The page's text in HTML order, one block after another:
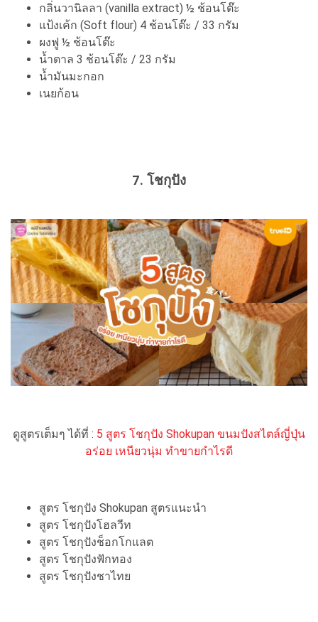
กลิ่นวานิลลา (vanilla extract) ½ ช้อนโต๊ะ
แป้งเค้ก (Soft flour) 4 ช้อนโต๊ะ / 33 กรัม
ผงฟู ½ ช้อนโต๊ะ
น้ำตาล 3 ช้อนโต๊ะ / 23 กรัม
น้ำมันมะกอก
เนยก้อน
7. โชกุปัง
ดูสูตรเต็มๆ ได้ที่ : 5 สูตร โชกุปัง Shokupan ขนมปังสไตล์ญี่ปุ่น
อร่อย เหนียวนุ่ม ทำขายกำไรดี
สูตร โชกุปัง Shokupan สูตรแนะนำ
สูตร โชกุปังโฮลวีท
สูตร โชกุปังช็อกโกแลต
สูตร โชกุปังฟักทอง
สูตร โชกุปังชาไทย